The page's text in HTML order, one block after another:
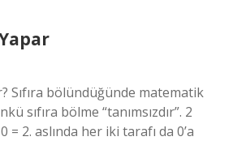
Sıfıra bölündüğünde matematik
sıfıra bölme “tanımsızdır”. 2
= 2. aslında her iki tarafı da 0’a